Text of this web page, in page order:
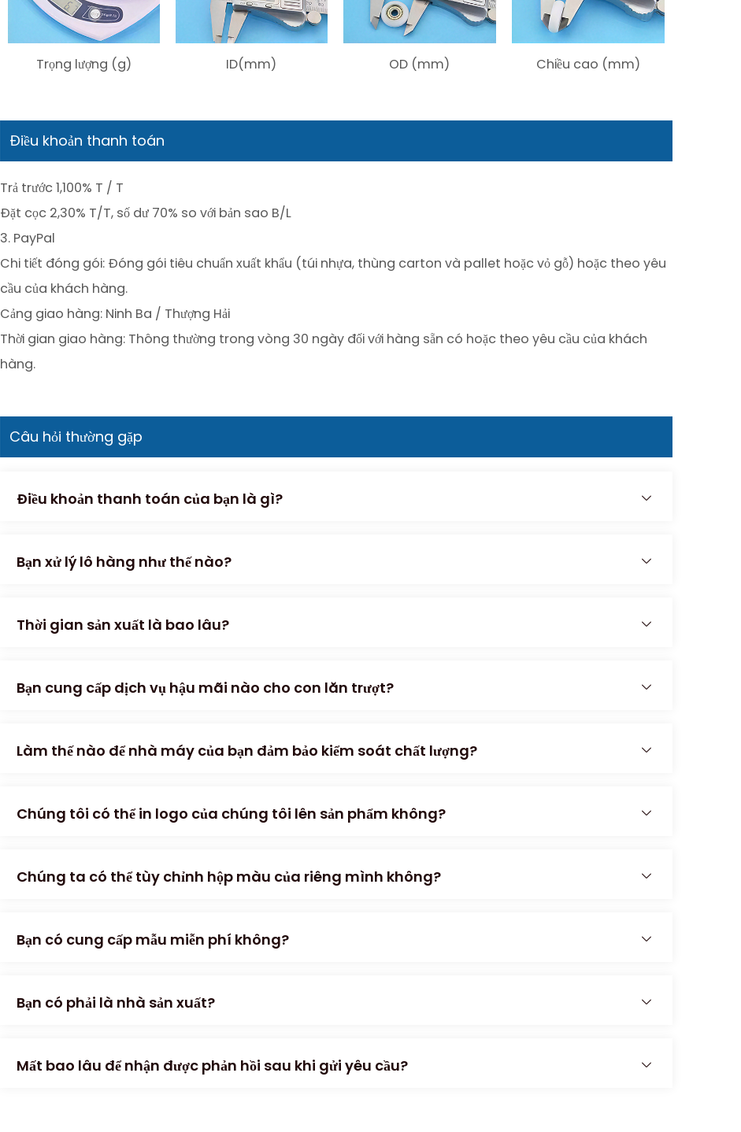
Trọng lượng (g) ID(mm) OD (mm) Chiều cao (mm)
Điều khoản thanh toán
Trả trước 1,100% T / T
Đặt cọc 2,30% T/T, số dư 70% so với bản sao B/L
3. PayPal
Chi tiết đóng gói: Đóng gói tiêu chuẩn xuất khẩu (túi nhựa, thùng carton và pallet hoặc vỏ gỗ) hoặc theo yêu
cầu của khách hàng.
Cảng giao hàng: Ninh Ba / Thượng Hải
Thời gian giao hàng: Thông thường trong vòng 30 ngày đối với hàng sẵn có hoặc theo yêu cầu của khách
hàng.
Câu hỏi thường gặp
Điều khoản thanh toán của bạn là gì?
Bạn xử lý lô hàng như thế nào?
Thời gian sản xuất là bao lâu?
Bạn cung cấp dịch vụ hậu mãi nào cho con lăn trượt?
Làm thế nào để nhà máy của bạn đảm bảo kiểm soát chất lượng?
Chúng tôi có thể in logo của chúng tôi lên sản phẩm không?
Chúng ta có thể tùy chỉnh hộp màu của riêng mình không?
Bạn có cung cấp mẫu miễn phí không?
Bạn có phải là nhà sản xuất?
Mất bao lâu để nhận được phản hồi sau khi gửi yêu cầu?